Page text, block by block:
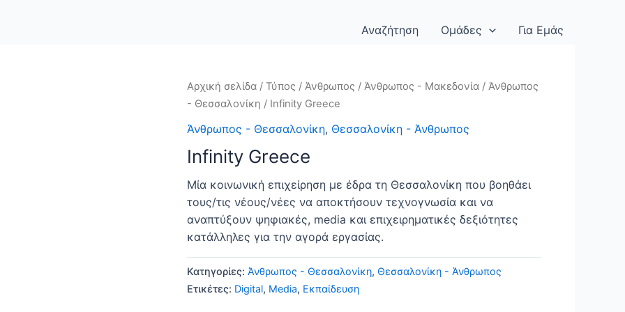
Αναζήτηση Ομάδες Για Εμάς
Αρχική σελίδα /Τύπος /Άνθρωπος /Άνθρωπος - Μακεδονία /Άνθρωπος
- Θεσσαλονίκη / Infinity Greece
Άνθρωπος - Θεσσαλονίκη, Θεσσαλονίκη - Άνθρωπος
Infinity Greece
Μία κοινωνική επιχείρηση με έδρα τη Θεσσαλονίκη που βοηθάει
τους/τις νέους/νέες να αποκτήσουν τεχνογνωσία και να
αναπτύξουν ψηφιακές, media και επιχειρηματικές δεξιότητες
κατάλληλες για την αγορά εργασίας.
Κατηγορίες:Άνθρωπος - Θεσσαλονίκη,Θεσσαλονίκη - Άνθρωπος
Ετικέτες: Digital, Media, Εκπαίδευση